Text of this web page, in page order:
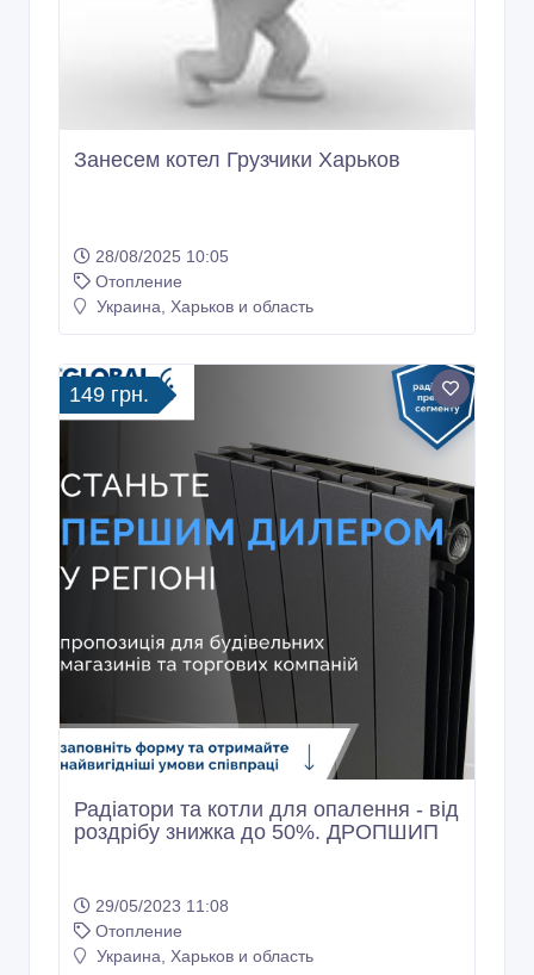
Занесем котел Грузчики Харьков
28/08/2025 10:05
Отопление
Украина, Харьков и область
149 грн.
Радіатори та котли для опалення - від
роздрібу знижка до 50%. ДРОПШИП
29/05/2023 11:08
Отопление
Украина, Харьков и область